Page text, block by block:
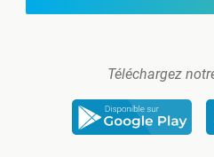
Téléchargez